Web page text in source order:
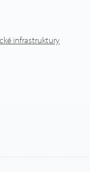
infrastruktury